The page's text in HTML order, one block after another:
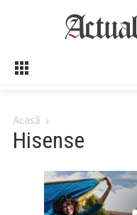
Acasă
Hisense